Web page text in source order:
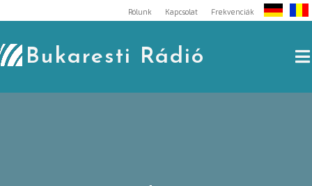
to
content
Rólunk Kapcsolat Frekvenciák
Bukaresti Rádió